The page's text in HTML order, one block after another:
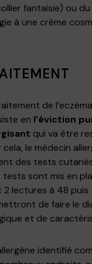
fantaisie) ou
à une crème
de
en l’éviction
qui va être
cela, le médecin
des tests
tests sont mis en
2 lectures à 48 puis
de faire le
et de
identifié